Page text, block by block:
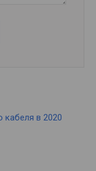
кабеля в 2020